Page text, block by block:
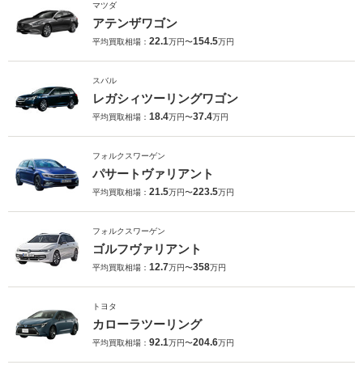
マツダ
アテンザワゴン
平均買取相場： 22.1万円〜154.5万円
スバル
レガシィツーリングワゴン
平均買取相場： 18.4万円〜37.4万円
フォルクスワーゲン
パサートヴァリアント
平均買取相場： 21.5万円〜223.5万円
フォルクスワーゲン
ゴルフヴァリアント
平均買取相場： 12.7万円〜358万円
トヨタ
カローラツーリング
平均買取相場： 92.1万円〜204.6万円